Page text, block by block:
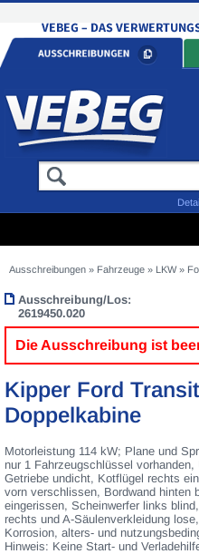
Ausschreibungen » Fahrzeuge » LKW»
Ausschreibung/Los:
2619450.020
Die Ausschreibung ist
Kipper Ford
Doppelkabine
Motorleistung 114 kW; Plane und
nur 1 Fahrzeugschlüssel
Getriebe undicht, Kotflügel rechts
vorn verschlissen, Bordwand hinten
eingerissen, Scheinwerfer links
rechts und A-Säulenverkleidung
Korrosion, alters- und
Hinweis: Keine Start- und